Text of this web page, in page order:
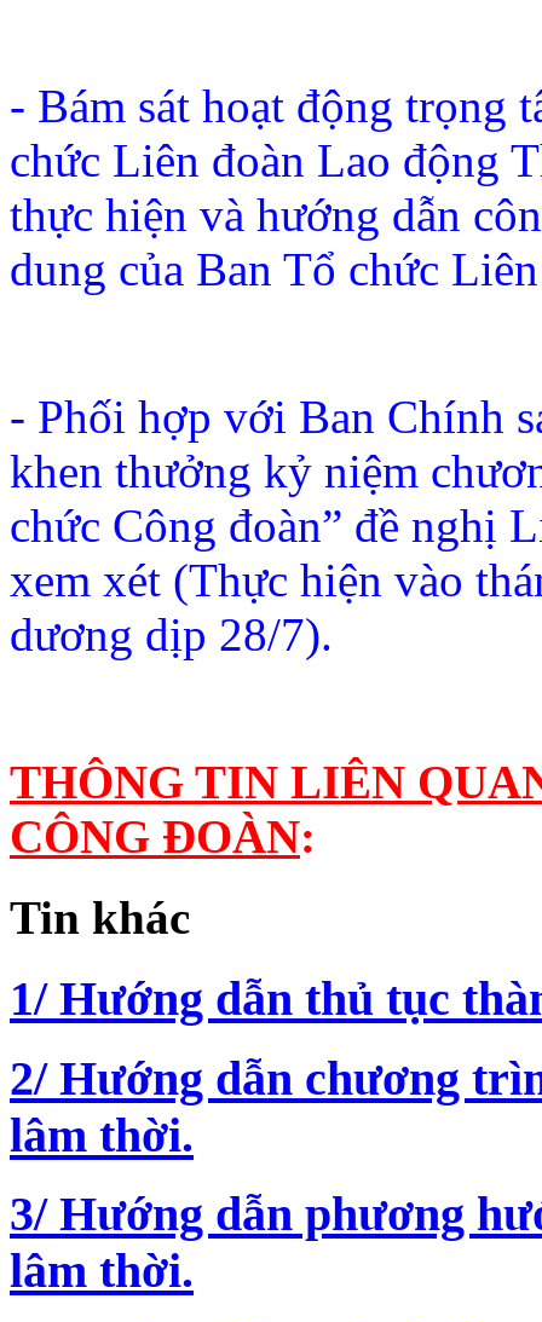
- Bám sát hoạt động trọng
chức Liên đoàn Lao động
thực hiện và hướng dẫn
dung của Ban Tổ chức
- Phối hợp với Ban Chính
khen thưởng kỷ niệm
chức Công đoàn” đề nghị
xem xét (Thực hiện vào
dương dịp 28/7).
THÔNG TIN LIÊN
CÔNG ĐOÀN:
Tin khác
1/ Hướng dẫn thủ tục
2/ Hướng dẫn chương
lâm thời.
3/ Hướng dẫn phương
lâm thời.